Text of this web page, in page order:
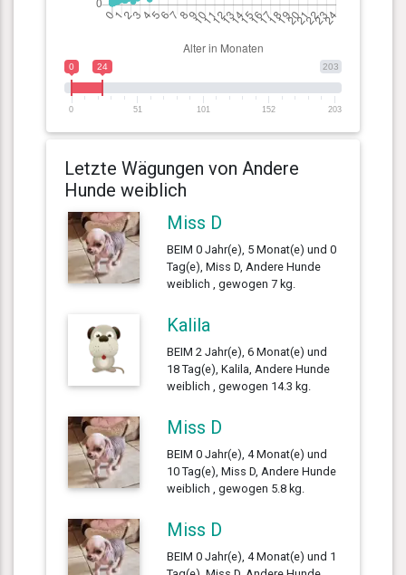
203
0 24
0 51 101 152 203
Letzte Wägungen von Andere
Hunde weiblich
Miss D
BEIM 0 Jahr(e), 5 Monat(e) und 0
Tag(e), Miss D, Andere Hunde
weiblich , gewogen 7 kg.
Kalila
BEIM 2 Jahr(e), 6 Monat(e) und
18 Tag(e), Kalila, Andere Hunde
weiblich , gewogen 14.3 kg.
Miss D
BEIM 0 Jahr(e), 4 Monat(e) und
10 Tag(e), Miss D, Andere Hunde
weiblich , gewogen 5.8 kg.
Miss D
BEIM 0 Jahr(e), 4 Monat(e) und 1